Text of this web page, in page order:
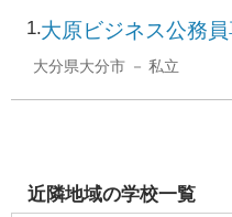
1 大原ビジネス公務
大分県大分市 私立
近隣地域の学校一覧